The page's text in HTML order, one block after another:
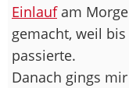
Einlaufam
gemacht, weil
passierte.
Danach gings